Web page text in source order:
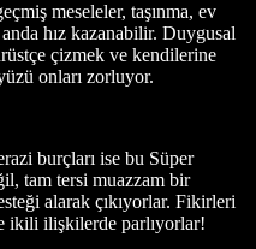
meseleler, taşınma, ev
hız kazanabilir. Duygusal
çizmek ve kendilerine
onları zorluyor.
burçları ise bu Süper
tam tersi muazzam bir
alarak çıkıyorlar. Fikirleri
ikili ilişkilerde parlıyorlar!